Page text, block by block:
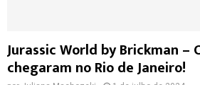
Jurassic World by Brickman –
chegaram no Rio de Janeiro!